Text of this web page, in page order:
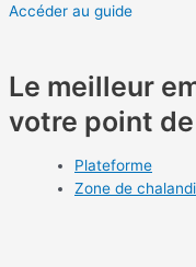
Accéder au guide
Le meilleur
votre point
Plateforme
Zone de